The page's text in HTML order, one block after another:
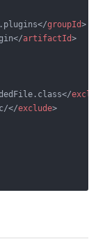
</groupId>
</artifactId>
</exclude
</exclude>